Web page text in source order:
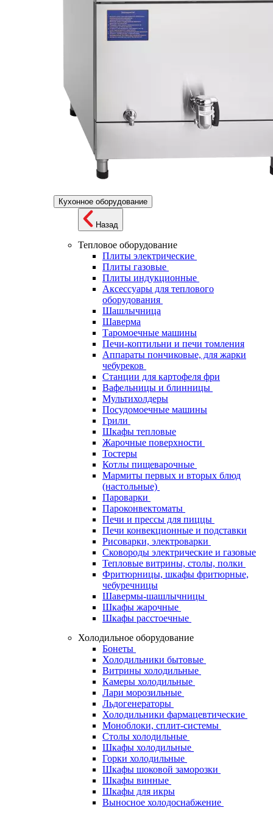
Кухонное оборудование
Назад
Тепловое оборудование
Плиты электрические
Плиты газовые
Плиты индукционные
Аксессуары для теплового
оборудования
Шашлычница
Шаверма
Таромоечные машины
Печи-коптильни и печи томления
Аппараты пончиковые, для жарки
чебуреков
Станции для картофеля фри
Вафельницы и блинницы
Мультихолдеры
Посудомоечные машины
Грили
Шкафы тепловые
Жарочные поверхности
Тостеры
Котлы пищеварочные
Мармиты первых и вторых блюд
(настольные)
Пароварки
Пароконвектоматы
Печи и прессы для пиццы
Печи конвекционные и подставки
Рисоварки, электроварки
Сковороды электрические и газовые
Тепловые витрины, столы, полки
Фритюрницы, шкафы фритюрные,
чебуречницы
Шавермы-шашлычницы
Шкафы жарочные
Шкафы расстоечные
Холодильное оборудование
Бонеты
Холодильники бытовые
Витрины холодильные
Камеры холодильные
Лари морозильные
Льдогенераторы
Холодильники фармацевтические
Моноблоки, сплит-системы
Столы холодильные
Шкафы холодильные
Горки холодильные
Шкафы шоковой заморозки
Шкафы винные
Шкафы для икры
Выносное холодоснабжение